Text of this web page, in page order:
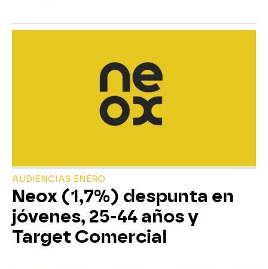
AUDIENCIAS ENERO
Neox (1,7%) despunta en
jóvenes, 25-44 años y
Target Comercial